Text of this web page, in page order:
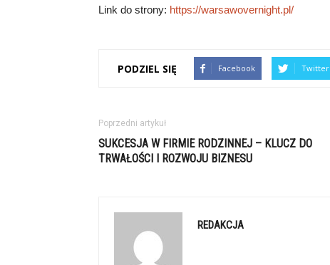
Link do strony: https://warsawovernight.pl/
PODZIEL SIĘ Facebook Twitter
Poprzedni artykuł
SUKCESJA W FIRMIE RODZINNEJ – KLUCZ DO
TRWAŁOŚCI I ROZWOJU BIZNESU
REDAKCJA